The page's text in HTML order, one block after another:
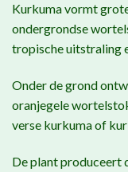
Kurkuma vormt
ondergrondse
tropische uitstraling
Onder de grond
oranjegele
verse kurkuma of
De plant produceert